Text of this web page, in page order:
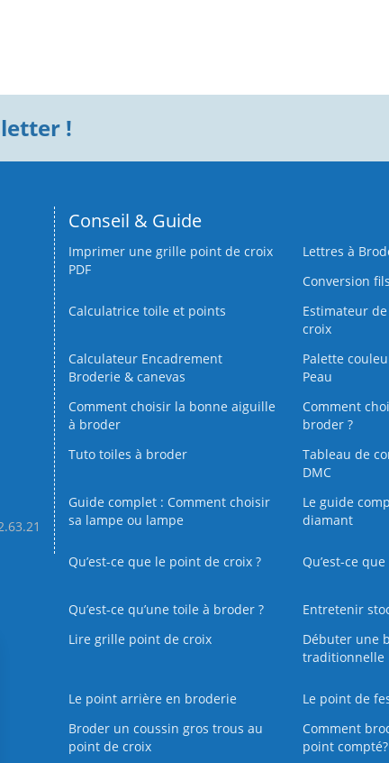
!
Conseil & Guide
Imprimer une grille point de croix
PDF
Lettres à
Conversion
Calculatrice toile et points
Estimateur
croix
Calculateur Encadrement
Broderie & canevas
Palette
Peau
Comment choisir la bonne aiguille
à broder
Comment
broder ?
Tuto toiles à broder
Tableau de
DMC
Guide complet : Comment choisir
sa lampe ou lampe
Le guide
diamant
Qu’est-ce que le point de croix ?
Qu’est-ce
Qu’est‑ce qu’une toile à broder ?
Entretenir
Lire grille point de croix
Débuter une
traditionnelle
Le point arrière en broderie
Le point de
Broder un coussin gros trous au
point de croix
Comment
point compté?